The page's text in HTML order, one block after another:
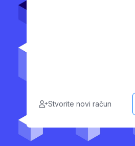
Stvorite novi račun